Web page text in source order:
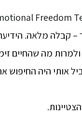
מה שהחיים
אותי היה